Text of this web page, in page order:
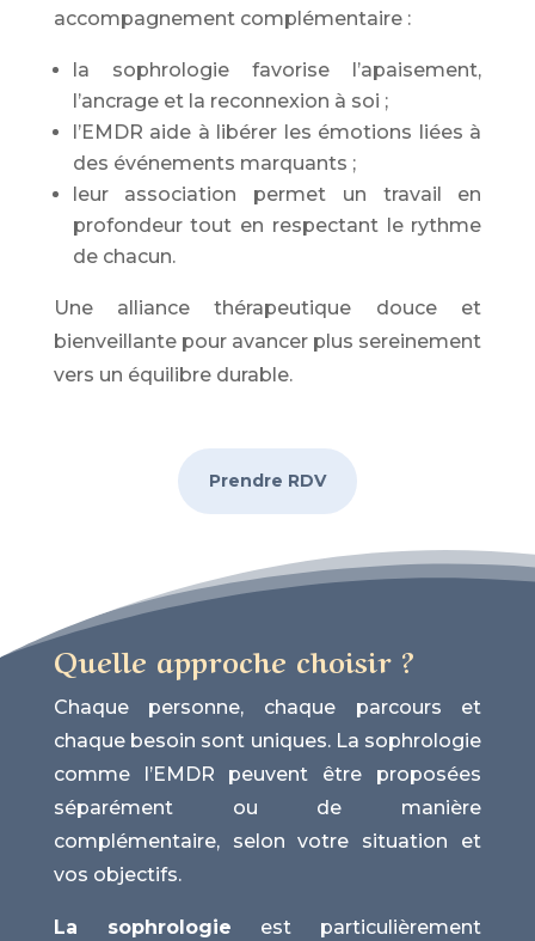
accompagnement complémentaire :
la sophrologie favorise l’apaisement,
l’ancrage et la reconnexion à soi ;
l’EMDR aide à libérer les émotions liées à
des événements marquants ;
leur association permet un travail en
profondeur tout en respectant le rythme
de chacun.
Une alliance thérapeutique douce et
bienveillante pour avancer plus sereinement
vers un équilibre durable.
Prendre RDV
Quelle approche choisir ?
Chaque personne, chaque parcours et
chaque besoin sont uniques. La sophrologie
comme l’EMDR peuvent être proposées
séparément ou de manière
complémentaire, selon votre situation et
vos objectifs.
La sophrologie est particulièrement